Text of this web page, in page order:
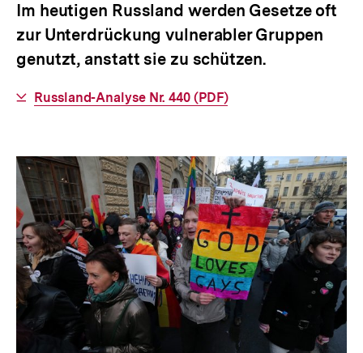
Im heutigen Russland werden Gesetze oft
zur Unterdrückung vulnerabler Gruppen
genutzt, anstatt sie zu schützen.
Interner
Russland-Analyse Nr. 440 (PDF)